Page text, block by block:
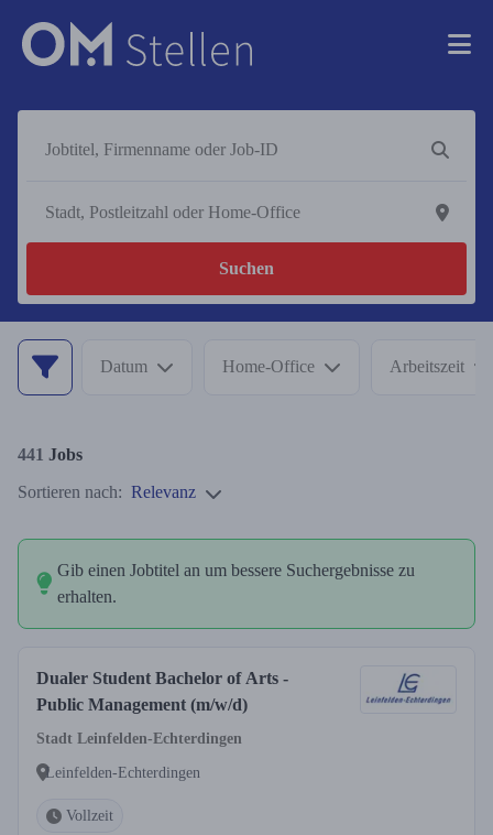
Suchen
Datum Home-Office Arbeitszeit
441 Jobs
Sortieren nach: Relevanz
Gib einen Jobtitel an um bessere Suchergebnisse zu
erhalten.
Dualer Student Bachelor of Arts -
Public Management (m/w/d)
Stadt Leinfelden-Echterdingen
Leinfelden-Echterdingen
Vollzeit